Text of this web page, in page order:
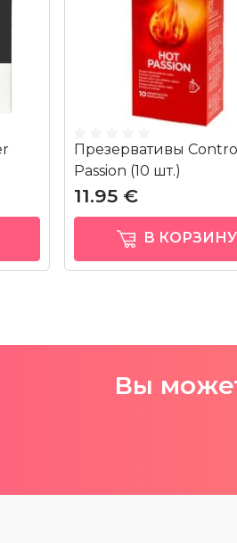
Презервативы
Passion (10 шт.)
11.95 €
В КОРЗИНУ
Вы